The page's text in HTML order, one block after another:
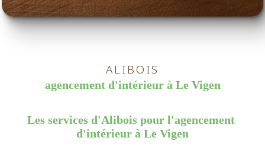
ALIBOIS
agencement d'intérieur à Le Vigen
Les services d'Alibois pour l'agencement
d'intérieur à Le Vigen